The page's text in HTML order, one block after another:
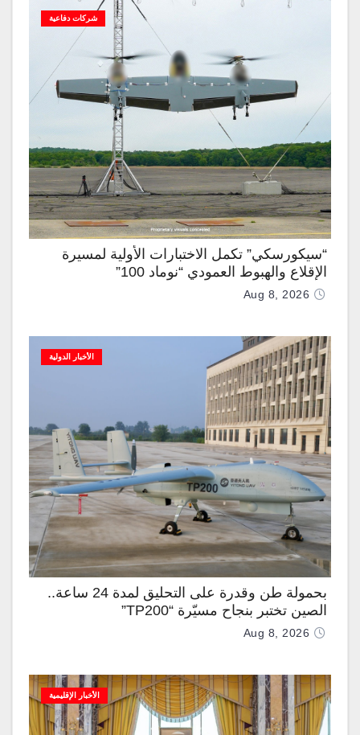
شركات دفاعية
“سيكورسكي” تكمل الاختبارات الأولية لمسيرة
الإقلاع والهبوط العمودي “نوماد 100”
Aug 8, 2026
الأخبار الدولية
بحمولة طن وقدرة على التحليق لمدة 24 ساعة..
الصين تختبر بنجاح مسيّرة “TP200”
Aug 8, 2026
الأخبار الإقليمية